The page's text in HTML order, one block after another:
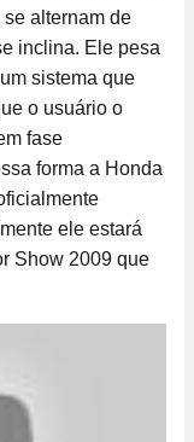
alternam de
inclina. Ele pesa
sistema que
o usuário o
fase
forma a Honda
ele estará
Show 2009 que